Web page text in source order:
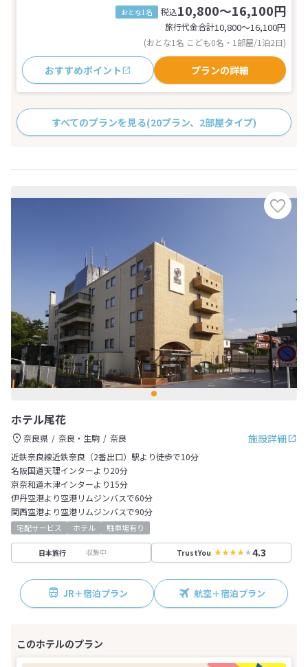
おとな1名 税込10,800～16,100円
旅行代金合計10,800〜16,100円
(おとな1名 こども0名・1部屋/1泊2日)
おすすめポイント プランの詳細
すべてのプランを見る(20プラン、2部屋タイプ)
ホテル尾花
施設詳細
奈良県 奈良・生駒
奈良
近鉄奈良線近鉄奈良（2番出口）駅より徒歩で10分
名阪国道天理インターより20分
京奈和道木津インターより15分
伊丹空港より空港リムジンバスで60分
関西空港より空港リムジンバスで90分
宅配サービス ホテル 駐車場有り
日本旅行 収集中 TrustYou 4.3
JR＋宿泊プラン 航空＋宿泊プラン